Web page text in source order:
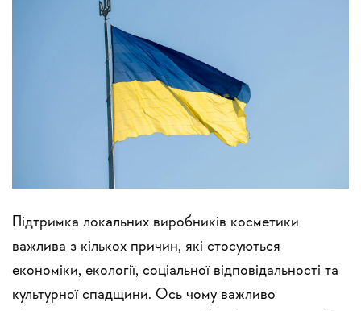
Підтримка локальних виробників косметики
важлива з кількох причин, які стосуються
економіки, екології, соціальної відповідальності та
культурної спадщини. Ось чому важливо